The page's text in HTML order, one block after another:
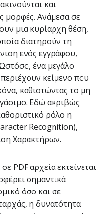
και
μορφές. Ανάμεσα σε
μια κυρίαρχη θέση,
διατηρούν τη
ενός εγγράφου,
ένα μεγάλο
κείμενο που
καθιστώντας το μη
Εδώ ακριβώς
ρόλο η
Recognition),
Χαρακτήρων.
PDF αρχεία εκτείνεται
σημαντικά
όσο και σε
η δυνατότητα